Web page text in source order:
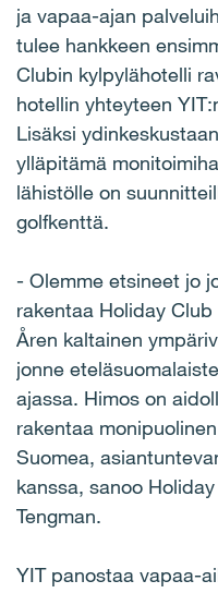
ja vapaa-ajan
tulee hankkeen
Clubin kylpylähotelli
hotellin yhteyteen
Lisäksi
ylläpitämä
lähistölle on
golfkenttä.
- Olemme etsineet jo
rakentaa Holiday
Åren kaltainen
jonne
ajassa. Himos on
rakentaa
Suomea,
kanssa, sanoo
Tengman.
YIT panostaa vapaa-